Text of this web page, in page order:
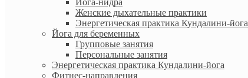
Женские дыхательные практики
Энергетическая практика Кундалини-йога
Йога для беременных
Групповые занятия
Персональные занятия
Энергетическая практика Кундалини-йога
Фитнес-направления